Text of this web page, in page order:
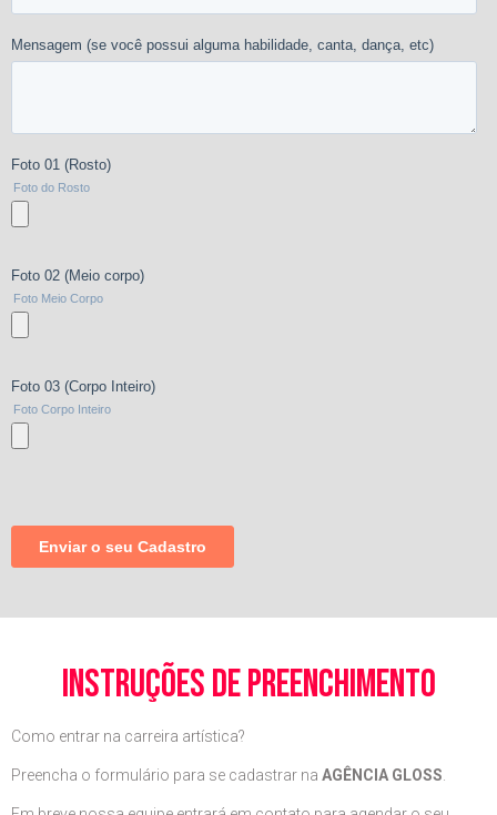
instruções de preenchimento
Como entrar na carreira artística?
Preencha o formulário para se cadastrar na AGÊNCIA GLOSS